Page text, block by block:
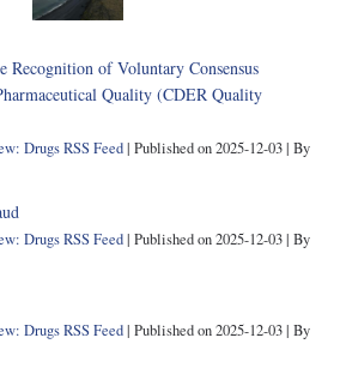
Recognition of Voluntary Consensus
Quality (CDER Quality
Drugs RSS Feed Published on 2025-12-03 By
Drugs RSS Feed Published on 2025-12-03 By
Drugs RSS Feed Published on 2025-12-03 By